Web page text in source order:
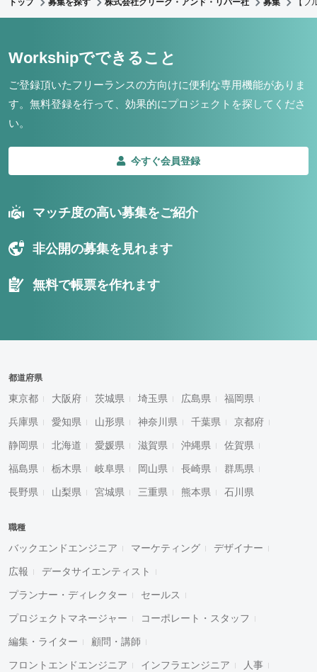
トップ 募集を探す 株式会社クリーク・アンド・リバー社 募集 【
Workshipでできること
ご登録頂いたフリーランスの方向けに便利な専用機能がありま
す。 無料登録を行って、効果的にプロジェクトを探してくださ
い。
今すぐ会員登録
マッチ度の高い募集をご紹介
非公開の募集を見れます
無料で帳票を作れます
都道府県
東京都 大阪府 茨城県 埼玉県 広島県 福岡県
兵庫県 愛知県 山形県 神奈川県 千葉県 京都府
静岡県 北海道 愛媛県 滋賀県 沖縄県 佐賀県
福島県 栃木県 岐阜県 岡山県 長崎県 群馬県
長野県 山梨県 宮城県 三重県 熊本県 石川県
職種
バックエンドエンジニア マーケティング デザイナー
広報 データサイエンティスト
プランナー・ディレクター セールス
プロジェクトマネージャー コーポレート・スタッフ
編集・ライター 顧問・講師
フロントエンドエンジニア インフラエンジニア 人事